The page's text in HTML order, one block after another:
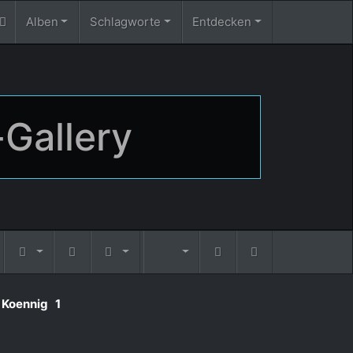
Alben Schlagworte Entdecken
1